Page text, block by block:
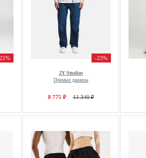
-23%
2Y Studios
Прямые джинсы
8 775 ₽ 11 340 ₽